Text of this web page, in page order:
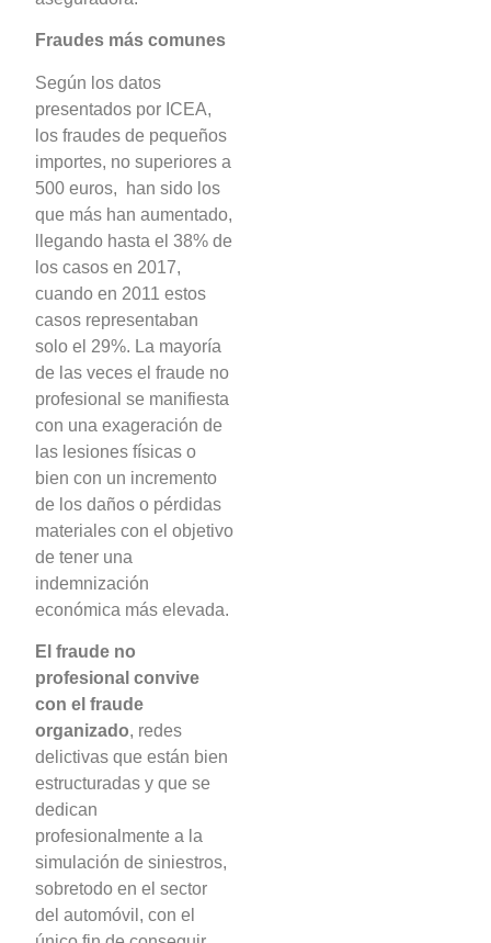
Fraudes más comunes
Según los datos
presentados por ICEA,
los fraudes de pequeños
importes, no superiores a
500 euros, han sido los
que más han aumentado,
llegando hasta el 38% de
los casos en 2017,
cuando en 2011 estos
casos representaban
solo el 29%. La mayoría
de las veces el fraude no
profesional se manifiesta
con una exageración de
las lesiones físicas o
bien con un incremento
de los daños o pérdidas
materiales con el objetivo
de tener una
indemnización
económica más elevada.
El fraude no
profesional convive
con el fraude
organizado, redes
delictivas que están bien
estructuradas y que se
dedican
profesionalmente a la
simulación de siniestros,
sobretodo en el sector
del automóvil, con el